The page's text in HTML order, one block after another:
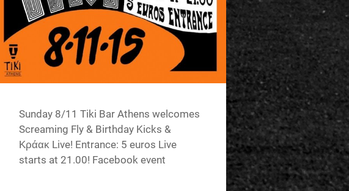
Sunday 8/11 Tiki Bar Athens welcomes
Screaming Fly & Birthday Kicks &
Κράακ Live! Entrance: 5 euros Live
starts at 21.00! Facebook event